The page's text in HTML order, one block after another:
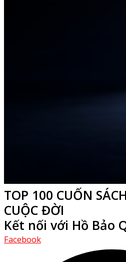
TOP 100 CUỐN
CUỘC ĐỜI
Kết nối với Hồ Bảo
Facebook